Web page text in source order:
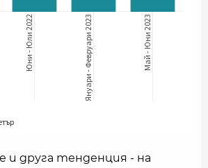
и друга тенденция - на